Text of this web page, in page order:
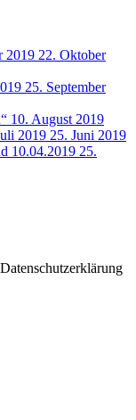
2019 22. Oktober
25. September
10. August 2019
2019 25. Juni 2019
10.04.2019 25.